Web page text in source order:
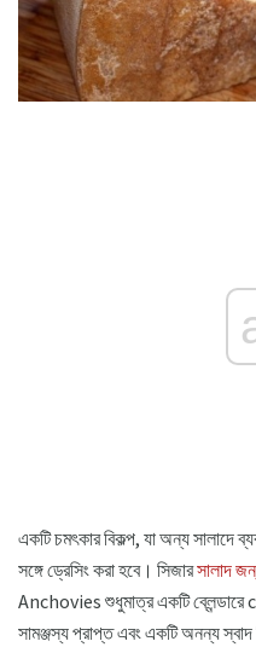
একটি চমৎকার বিকল্প, যা অন্য সালাদে
সঙ্গে ড্রেসিং করা হবে। সিজারসালাদ
Anchovies শুধুমাত্র একটি
সামঞ্জস্য প্রাপ্ত এবং একটি অনন্য স্বাদ